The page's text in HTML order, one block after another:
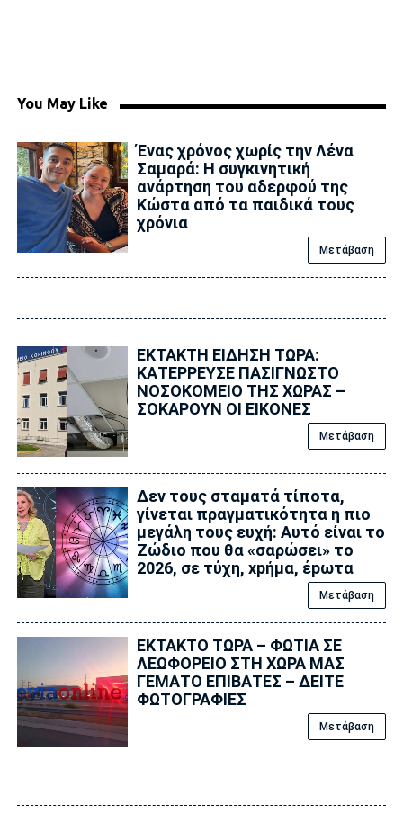
You May Like
Ένας χρόνος χωρίς την Λένα
Σαμαρά: Η συγκινητική
ανάρτηση του αδερφού της
Κώστα από τα παιδικά τους
χρόνια
Μετάβαση
ΕΚΤΑΚΤΗ ΕΙΔΗΣΗ ΤΩΡΑ:
ΚΑΤΕΡΡΕΥΣΕ ΠΑΣΙΓΝΩΣΤΟ
ΝΟΣΟΚΟΜΕΙΟ ΤΗΣ ΧΩΡΑΣ –
ΣΟΚΑΡΟΥΝ ΟΙ ΕΙΚΟΝΕΣ
Μετάβαση
Δεν τους σταματά τίποτα,
γίνεται πραγματικότητα η πιο
μεγάλη τους ευχή: Αυτό είναι το
Zώδιο που θα «σαρώσει» το
2026, σε τύχη, xpήμα, έpωτα
Μετάβαση
ΕΚΤΑΚΤΟ ΤΩΡΑ – ΦΩΤΙΑ ΣΕ
ΛΕΩΦΟΡΕΙΟ ΣΤΗ ΧΩΡΑ ΜΑΣ
ΓΕΜΑΤΟ ΕΠΙΒΑΤΕΣ – ΔΕΙΤΕ
ΦΩΤΟΓΡΑΦΙΕΣ
Μετάβαση